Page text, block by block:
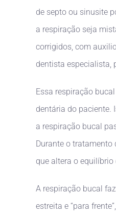
de septo ou sinusite
a respiração seja
corrigidos, com
dentista especialista,
Essa respiração
dentária do paciente.
a respiração bucal
Durante o tratamento
que altera o
A respiração bucal
estreita e “para